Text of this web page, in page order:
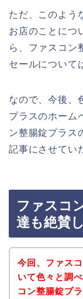
ただ、このよう
お店のことにつ
ら、ファスコン
セールについて
なので、今後、
プラスのホーム
ン整腸錠プラス
記事にさせてい
ファスコ
達も絶賛
今回、ファス
いて色々と調
コン整腸錠プ